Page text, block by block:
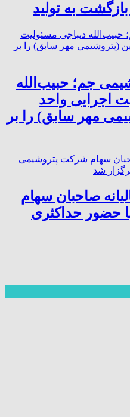
به تولید
جم؛ حبیب‌الله
اجرایی واحد
مهر سابق) را بر
صاحبان سهام
حضور حداکثری